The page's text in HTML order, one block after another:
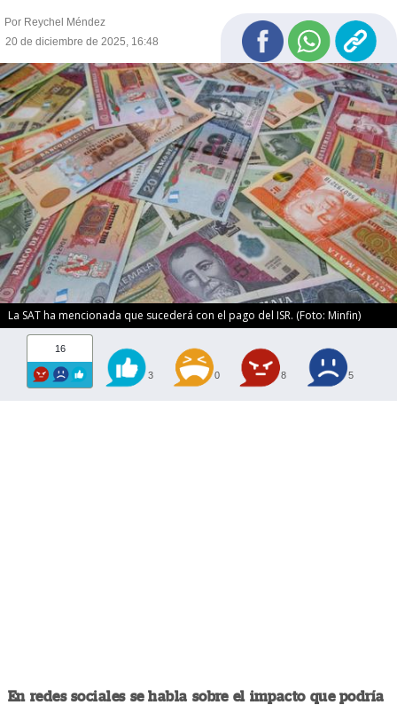
Por Reychel Méndez
20 de diciembre de 2025, 16:48
La SAT ha mencionada que sucederá con el pago del ISR. (Foto: Minfin)
16
3 0 8 5
En redes sociales se habla sobre el impacto que podría